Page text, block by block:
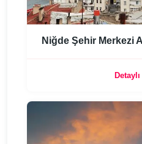
Niğde Şehir Merkezi